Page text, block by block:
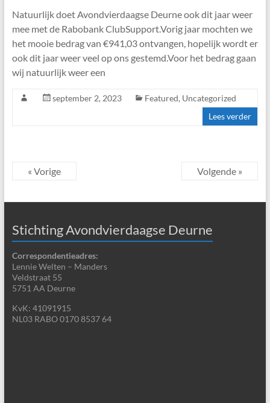
Natuurlijk doet Avondvierdaagse Deurne ook dit jaar weer
mee met de Rabobank ClubSupport.Vorig jaar mochten we
het mooie bedrag van €941,03 ontvangen, hopelijk wordt er
ook dit jaar weer veel op ons gestemd.Voor het bedrag gaan
wij natuurlijk weer een
september 2, 2023 Featured, Uncategorized
Lees verder
« Vorige Volgende »
Stichting Avondvierdaagse Deurne
Correspondentieadres:
Lennie Welten – Manders
Veldstraat 55
5751 AA Deurne
KvK: 41091915
NL03 RABO 0170 8537 64